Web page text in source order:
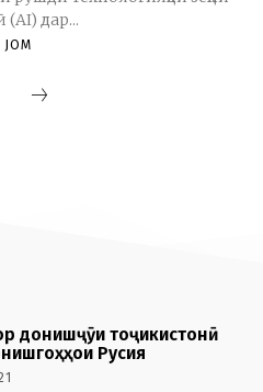
донишҷӯи тоҷикистонӣ
Русия